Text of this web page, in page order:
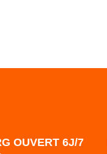
OUVERT 6J/7